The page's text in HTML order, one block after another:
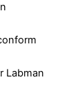
Labman